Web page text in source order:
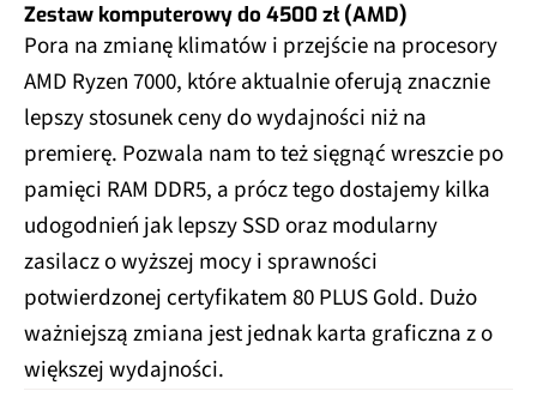
Zestaw komputerowy do 4500 zł (AMD)
Pora na zmianę klimatów i przejście na procesory
AMD Ryzen 7000, które aktualnie oferują znacznie
lepszy stosunek ceny do wydajności niż na
premierę. Pozwala nam to też sięgnąć wreszcie po
pamięci RAM DDR5, a prócz tego dostajemy kilka
udogodnień jak lepszy SSD oraz modularny
zasilacz o wyższej mocy i sprawności
potwierdzonej certyfikatem 80 PLUS Gold. Dużo
ważniejszą zmiana jest jednak karta graficzna z o
większej wydajności.